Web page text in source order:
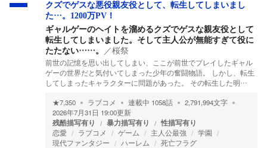
クズでゲスな悪役親友役として、転生してしまいまし
た…。1200万PV！
ギャルゲーのヘイトを溜めるクズでゲスな親友役として
転生してしまいました。そして主人公が無能すぎて役に
たたない……。 ／桜祭
前世の記憶を思い出してしまい、ここが前世でプレイしたギャル
ゲーの世界だと気付いてしまった少年の奮闘物語。 しかし、転生
してしまったキャラクターに問題があった。 その転生した明…
★7,350 ラブコメ 連載中 1058話 2,791,994文字
2026年7月31日 19:00更新
残酷描写有り 暴力描写有り 性描写有り
恋愛 ラブコメ ゲーム 主人公最強
学園
現代ファンタジー
ハーレム 死亡フラグ